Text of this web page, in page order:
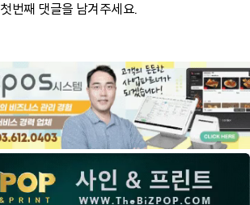
첫번째 댓글을 남겨주세요.